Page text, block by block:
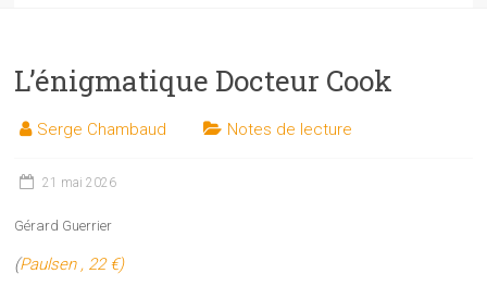
les
et
techniques
du
public
L’énigmatique Docteur Cook
Serge Chambaud Notes de lecture
21 mai 2026
Gérard Guerrier
(Paulsen , 22 €)